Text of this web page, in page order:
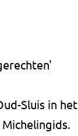
Sluis in het